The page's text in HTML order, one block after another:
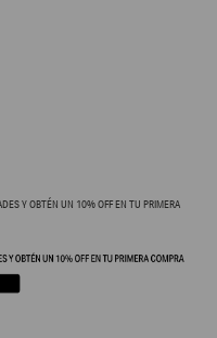
Y OBTÉN UN 10% OFF EN TU PRIMERA